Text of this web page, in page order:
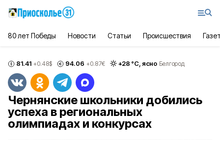
80 лет Победы Новости Статьи Происшествия
81.41 +0.48$ 94.06 +0.87€ +28 °С, ясно Белгород
Чернянские школьники добились
успеха в региональных
олимпиадах и конкурсах